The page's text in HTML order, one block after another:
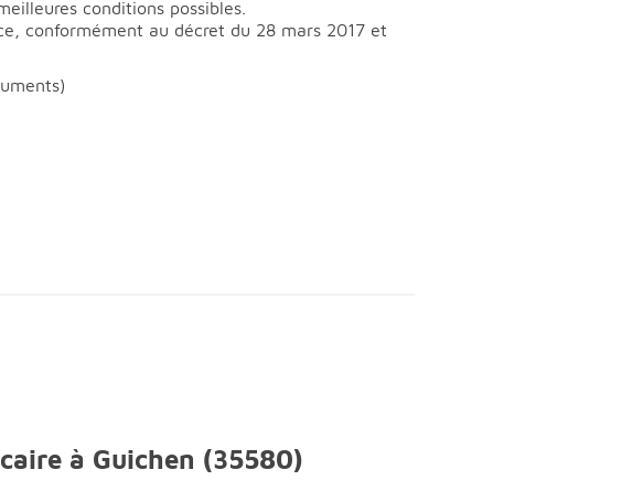
conditions possibles.
conformément au décret du 28 mars 2017 et
à Guichen (35580)